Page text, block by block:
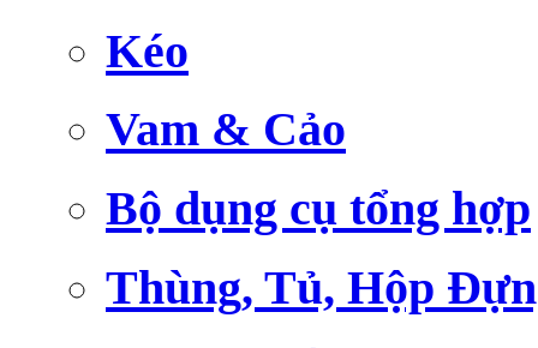
Kéo
Vam & Cảo
Bộ dụng cụ tổng hợp
Thùng, Tủ, Hộp